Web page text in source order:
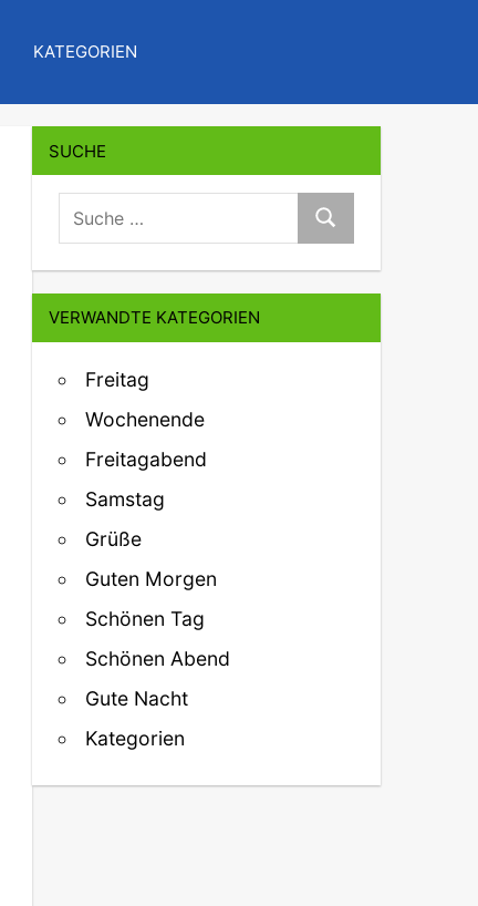
KATEGORIEN
SUCHE
suche:
Suche
VERWANDTE KATEGORIEN
Freitag
Wochenende
Freitagabend
Samstag
Grüße
Guten Morgen
Schönen Tag
Schönen Abend
Gute Nacht
Kategorien